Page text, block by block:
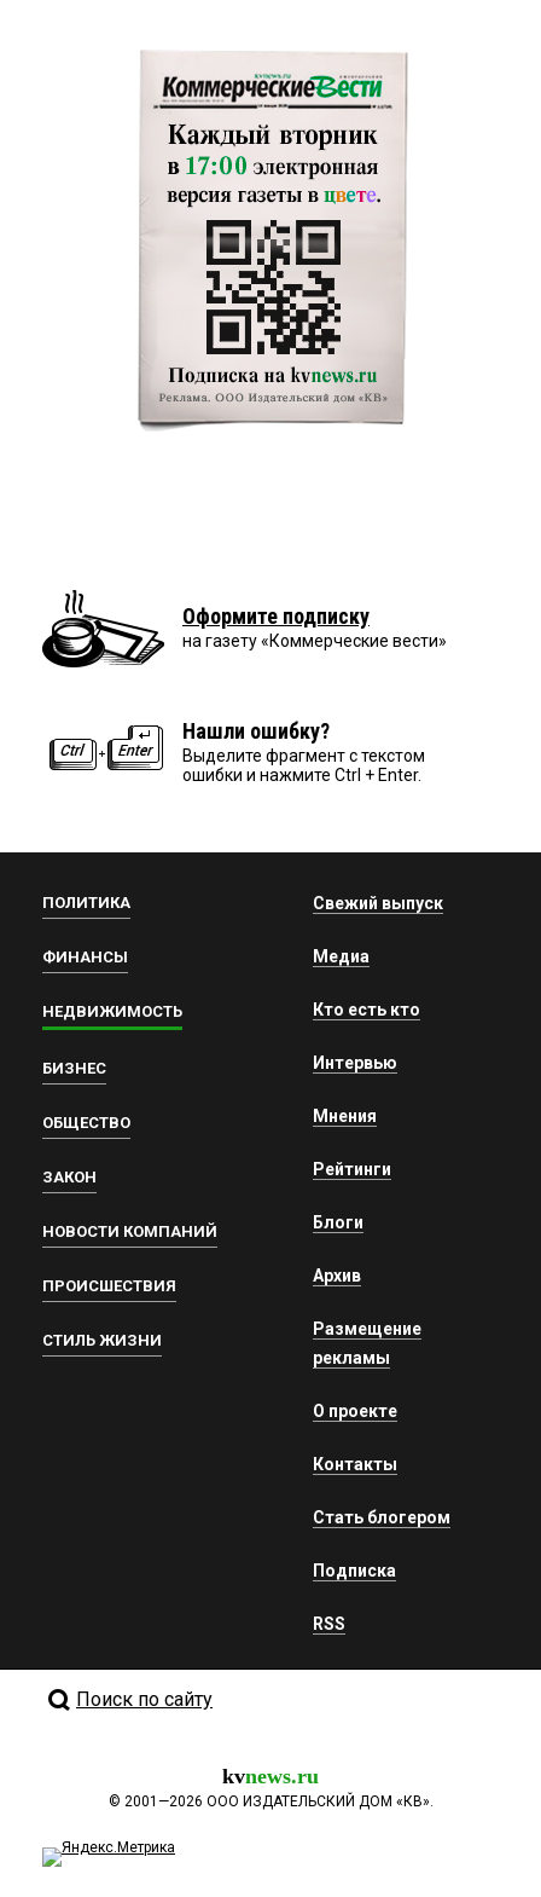
Оформите подписку
на газету «Коммерческие вести»
Нашли ошибку?
Выделите фрагмент с текстом
ошибки и нажмите Ctrl + Enter.
ПОЛИТИКА
ФИНАНСЫ
НЕДВИЖИМОСТЬ
БИЗНЕС
ОБЩЕСТВО
ЗАКОН
НОВОСТИ КОМПАНИЙ
ПРОИСШЕСТВИЯ
СТИЛЬ ЖИЗНИ
Свежий выпуск
Медиа
Кто есть кто
Интервью
Мнения
Рейтинги
Блоги
Архив
Размещение
рекламы
О проекте
Контакты
Стать блогером
Подписка
RSS
Поиск по сайту
kvnews.ru
© 2001—2026 ООО ИЗДАТЕЛЬСКИЙ ДОМ «КВ».